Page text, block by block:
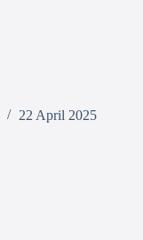
22 April 2025